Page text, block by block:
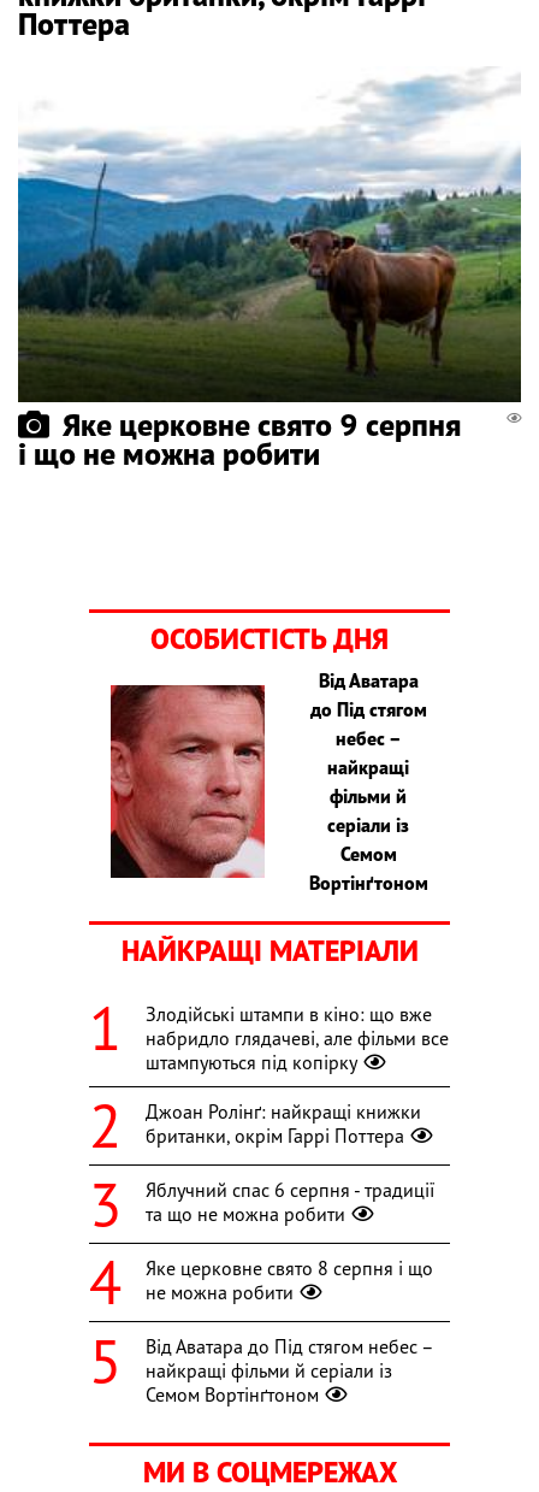
Поттера
Яке церковне свято 9 серпня
і що не можна робити
ОСОБИСТІСТЬ ДНЯ
Від Аватара
до Під стягом
небес –
найкращі
фільми й
серіали із
Семом
Вортінґтоном
НАЙКРАЩІ МАТЕРІАЛИ
Злодійські штампи в кіно: що вже
набридло глядачеві, але фільми все
штампуються під копірку
Джоан Ролінґ: найкращі книжки
британки, окрім Гаррі Поттера
Яблучний спас 6 серпня - традиції
та що не можна робити
Яке церковне свято 8 серпня і що
не можна робити
Від Аватара до Під стягом небес –
найкращі фільми й серіали із
Семом Вортінґтоном
МИ В СОЦМЕРЕЖАХ